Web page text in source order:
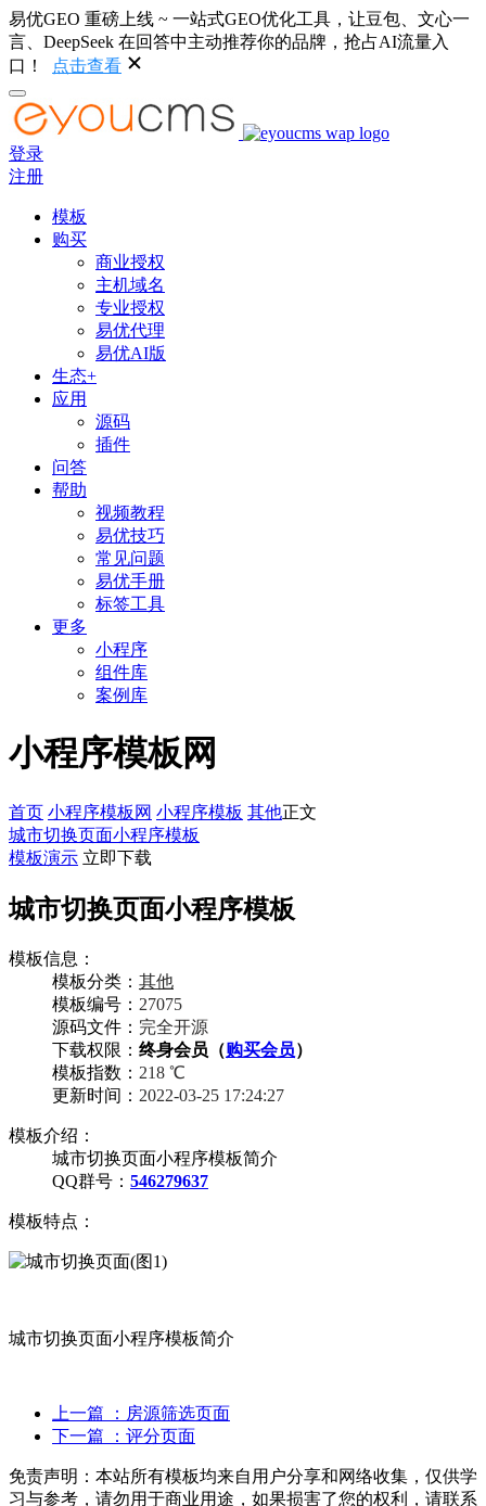
易优GEO 重磅上线 ~ 一站式GEO优化工具，让豆包、文心一
言、DeepSeek 在回答中主动推荐你的品牌，抢占AI流量入
口！
点击查看
登录
注册
模板
购买
商业授权
主机域名
专业授权
易优代理
易优AI版
生态+
应用
源码
插件
问答
帮助
视频教程
易优技巧
常见问题
易优手册
标签工具
更多
小程序
组件库
案例库
小程序模板网
首页 小程序模板网 小程序模板 其他正文
城市切换页面小程序模板
模板演示 立即下载
城市切换页面小程序模板
模板信息：
模板分类： 其他
模板编号： 27075
源码文件： 完全开源
下载权限： 终身会员（购买会员）
模板指数： 218 ℃
更新时间： 2022-03-25 17:24:27
模板介绍：
城市切换页面小程序模板简介
QQ群号： 546279637
模板特点：
城市切换页面小程序模板简介
上一篇
：房源筛选页面
下一篇
：评分页面
免责声明： 本站所有模板均来自用户分享和网络收集，仅供学
习与参考，请勿用于商业用途，如果损害了您的权利，请联系